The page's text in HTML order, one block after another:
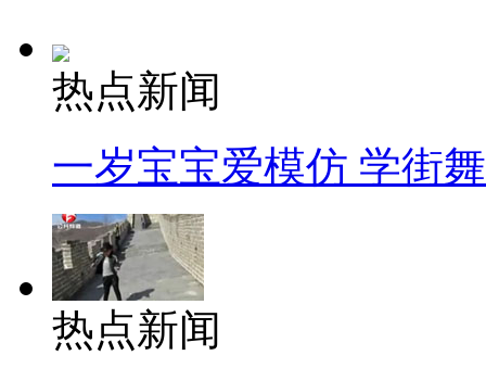
热点新闻
一岁宝宝爱模仿 学街
热点新闻